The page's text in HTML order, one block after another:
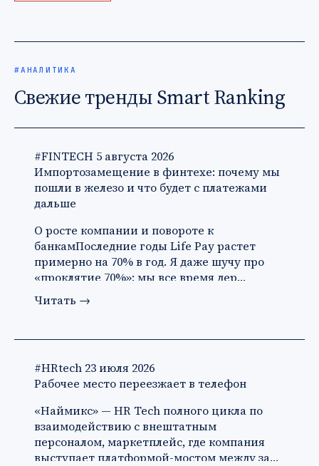
#АНАЛИТИКА
Свежие тренды Smart Ranking
#FINTECH 5 августа 2026
Импортозамещение в финтехе: почему мы
пошли в железо и что будет с платежами
дальше
О росте компании и повороте к
банкамПоследние годы Life Pay растет
примерно на 70% в год. Я даже шучу про
«проклятие 70%»: мы все время дер…
Читать →
#HRtech 23 июля 2026
Рабочее место переезжает в телефон
«Наймикс» — HR Tech полного цикла по
взаимодействию с внештатным
персоналом, маркетплейс, где компания
выступает платформой-мостом между за…